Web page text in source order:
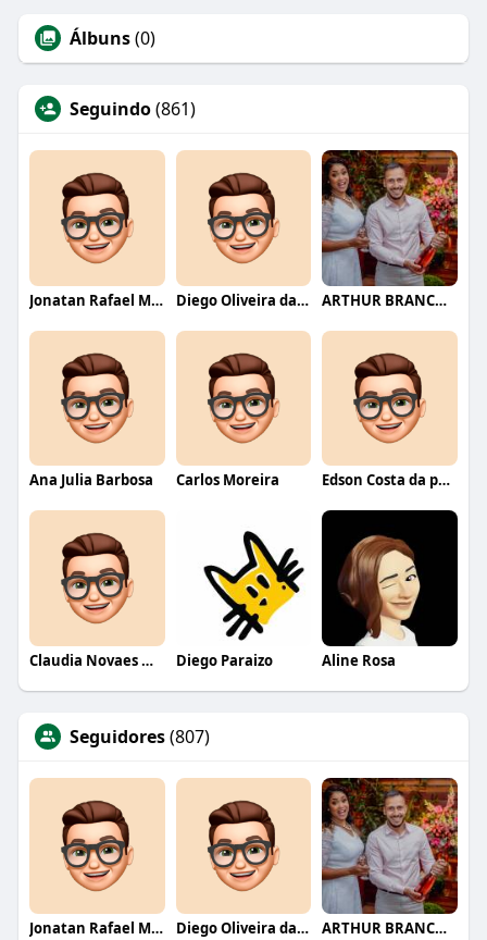
Álbuns(0)
Seguindo(861)
Jonatan Rafael Mello Diego Oliveira da Motta ARTHUR BRANCO FERNANDES
Ana Julia Barbosa Carlos Moreira Edson Costa da paixão
Claudia Novaes Novaes Diego Paraizo Aline Rosa
Seguidores(807)
Jonatan Rafael Mello Diego Oliveira da Motta ARTHUR BRANCO FERNANDES